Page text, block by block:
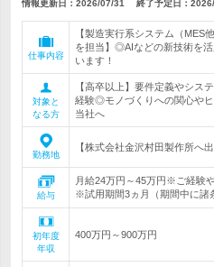
情報更新日：2026/07/31 終了予定日：
仕事内容
【製造実行系システム（MES
を担当】◎AIなどの新技術を
います！
対象と
なる方
【高卒以上】要件定義やシス
経験◎モノづくりへの関心や
当社へ
勤務地
【株式会社金沢村田製作所へ
給与
月給24万円～45万円※ご経験
※試用期間3ヵ月（期間中に諸
初年度
年収
400万円～900万円